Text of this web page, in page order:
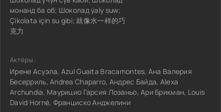
монанд ба об; Шоколад ýaly suw;
Çikolata için su gibi; 就像水一样的巧
克力
Актёры:
Ирене Асуэла, Azul Guaita Bracamontes, Ана Валерия
Бесерриль, Andrea Chaparro, Андрес Байда, Alexa
Archundia, Маурицио Гарсия Лозаньо, Ари Брикман, Louis
David Horné, Франциско Анджелини